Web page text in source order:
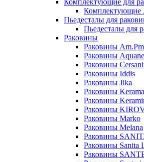
Комплектующие для
Комплектующие
Пьедесталы для
Пьедесталы для
Раковины
Раковины Am.Pm
Раковины
Раковины
Раковины Iddis
Раковины Jika
Раковины
Раковины
Раковины
Раковины Marko
Раковины Melana
Раковины
Раковины Sanita
Раковины